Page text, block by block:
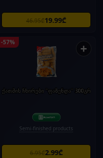
46.95₾19.99₾
-57% +
ქათმის ჩხირები "ფაზენდა" 300გრ
Semi-finished products
6.95₾2.99₾